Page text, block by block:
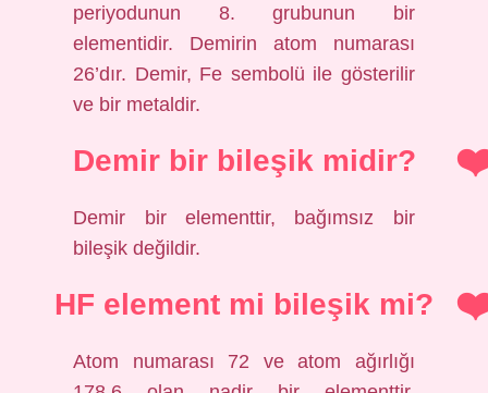
periyodunun 8. grubunun bir
elementidir. Demirin atom numarası
26’dır. Demir, Fe sembolü ile gösterilir
ve bir metaldir.
Demir bir bileşik midir?
Demir bir elementtir, bağımsız bir
bileşik değildir.
HF element mi bileşik mi?
Atom numarası 72 ve atom ağırlığı